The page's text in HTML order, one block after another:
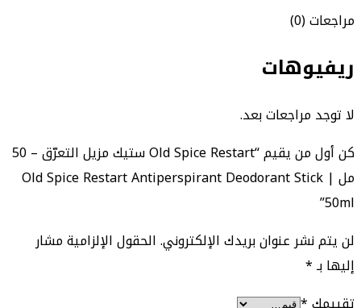
مراجعات (0)
ريفيوهات
لا توجد مراجعات بعد.
كن أول من يقيم “Old Spice Restart ستيك مزيل التعرّق – 50
مل | Old Spice Restart Antiperspirant Deodorant Stick
50ml”
لن يتم نشر عنوان بريدك الإلكتروني.الحقول الإلزامية مشار
إليها بـ*